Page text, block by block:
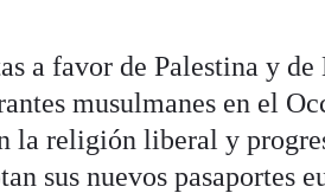
a favor de Palestina y de
musulmanes en el
la religión liberal y
sus nuevos pasaportes